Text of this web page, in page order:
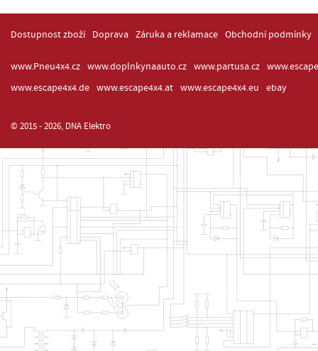
Dostupnost zboží Doprava Záruka a reklamace Obchodní podmínky
www.Pneu4x4.cz www.doplnkynaauto.cz www.partusa.cz
www.escape4x4.de
www.escape4x4.at www.escape4x4.eu ebay
© 2015 - 2026, DNA Elektro